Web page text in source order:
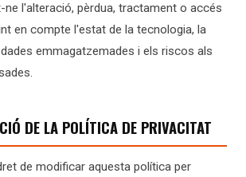
ne l'alteració, pèrdua, tractament o accés
en compte l'estat de la tecnologia, la
emmagatzemades i els riscos als
DE LA POLÍTICA DE PRIVACITAT
de modificar aquesta política per